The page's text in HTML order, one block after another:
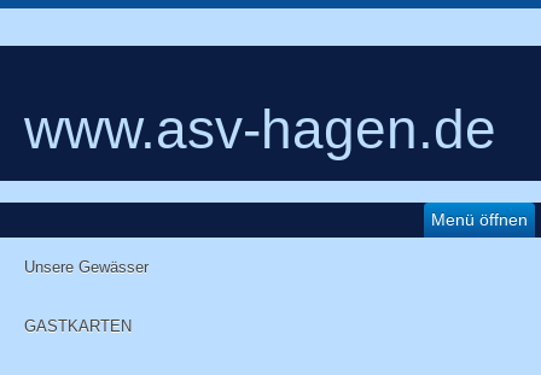
www.asv-hagen.de
Menü öffnen
Unsere Gewässer
GASTKARTEN